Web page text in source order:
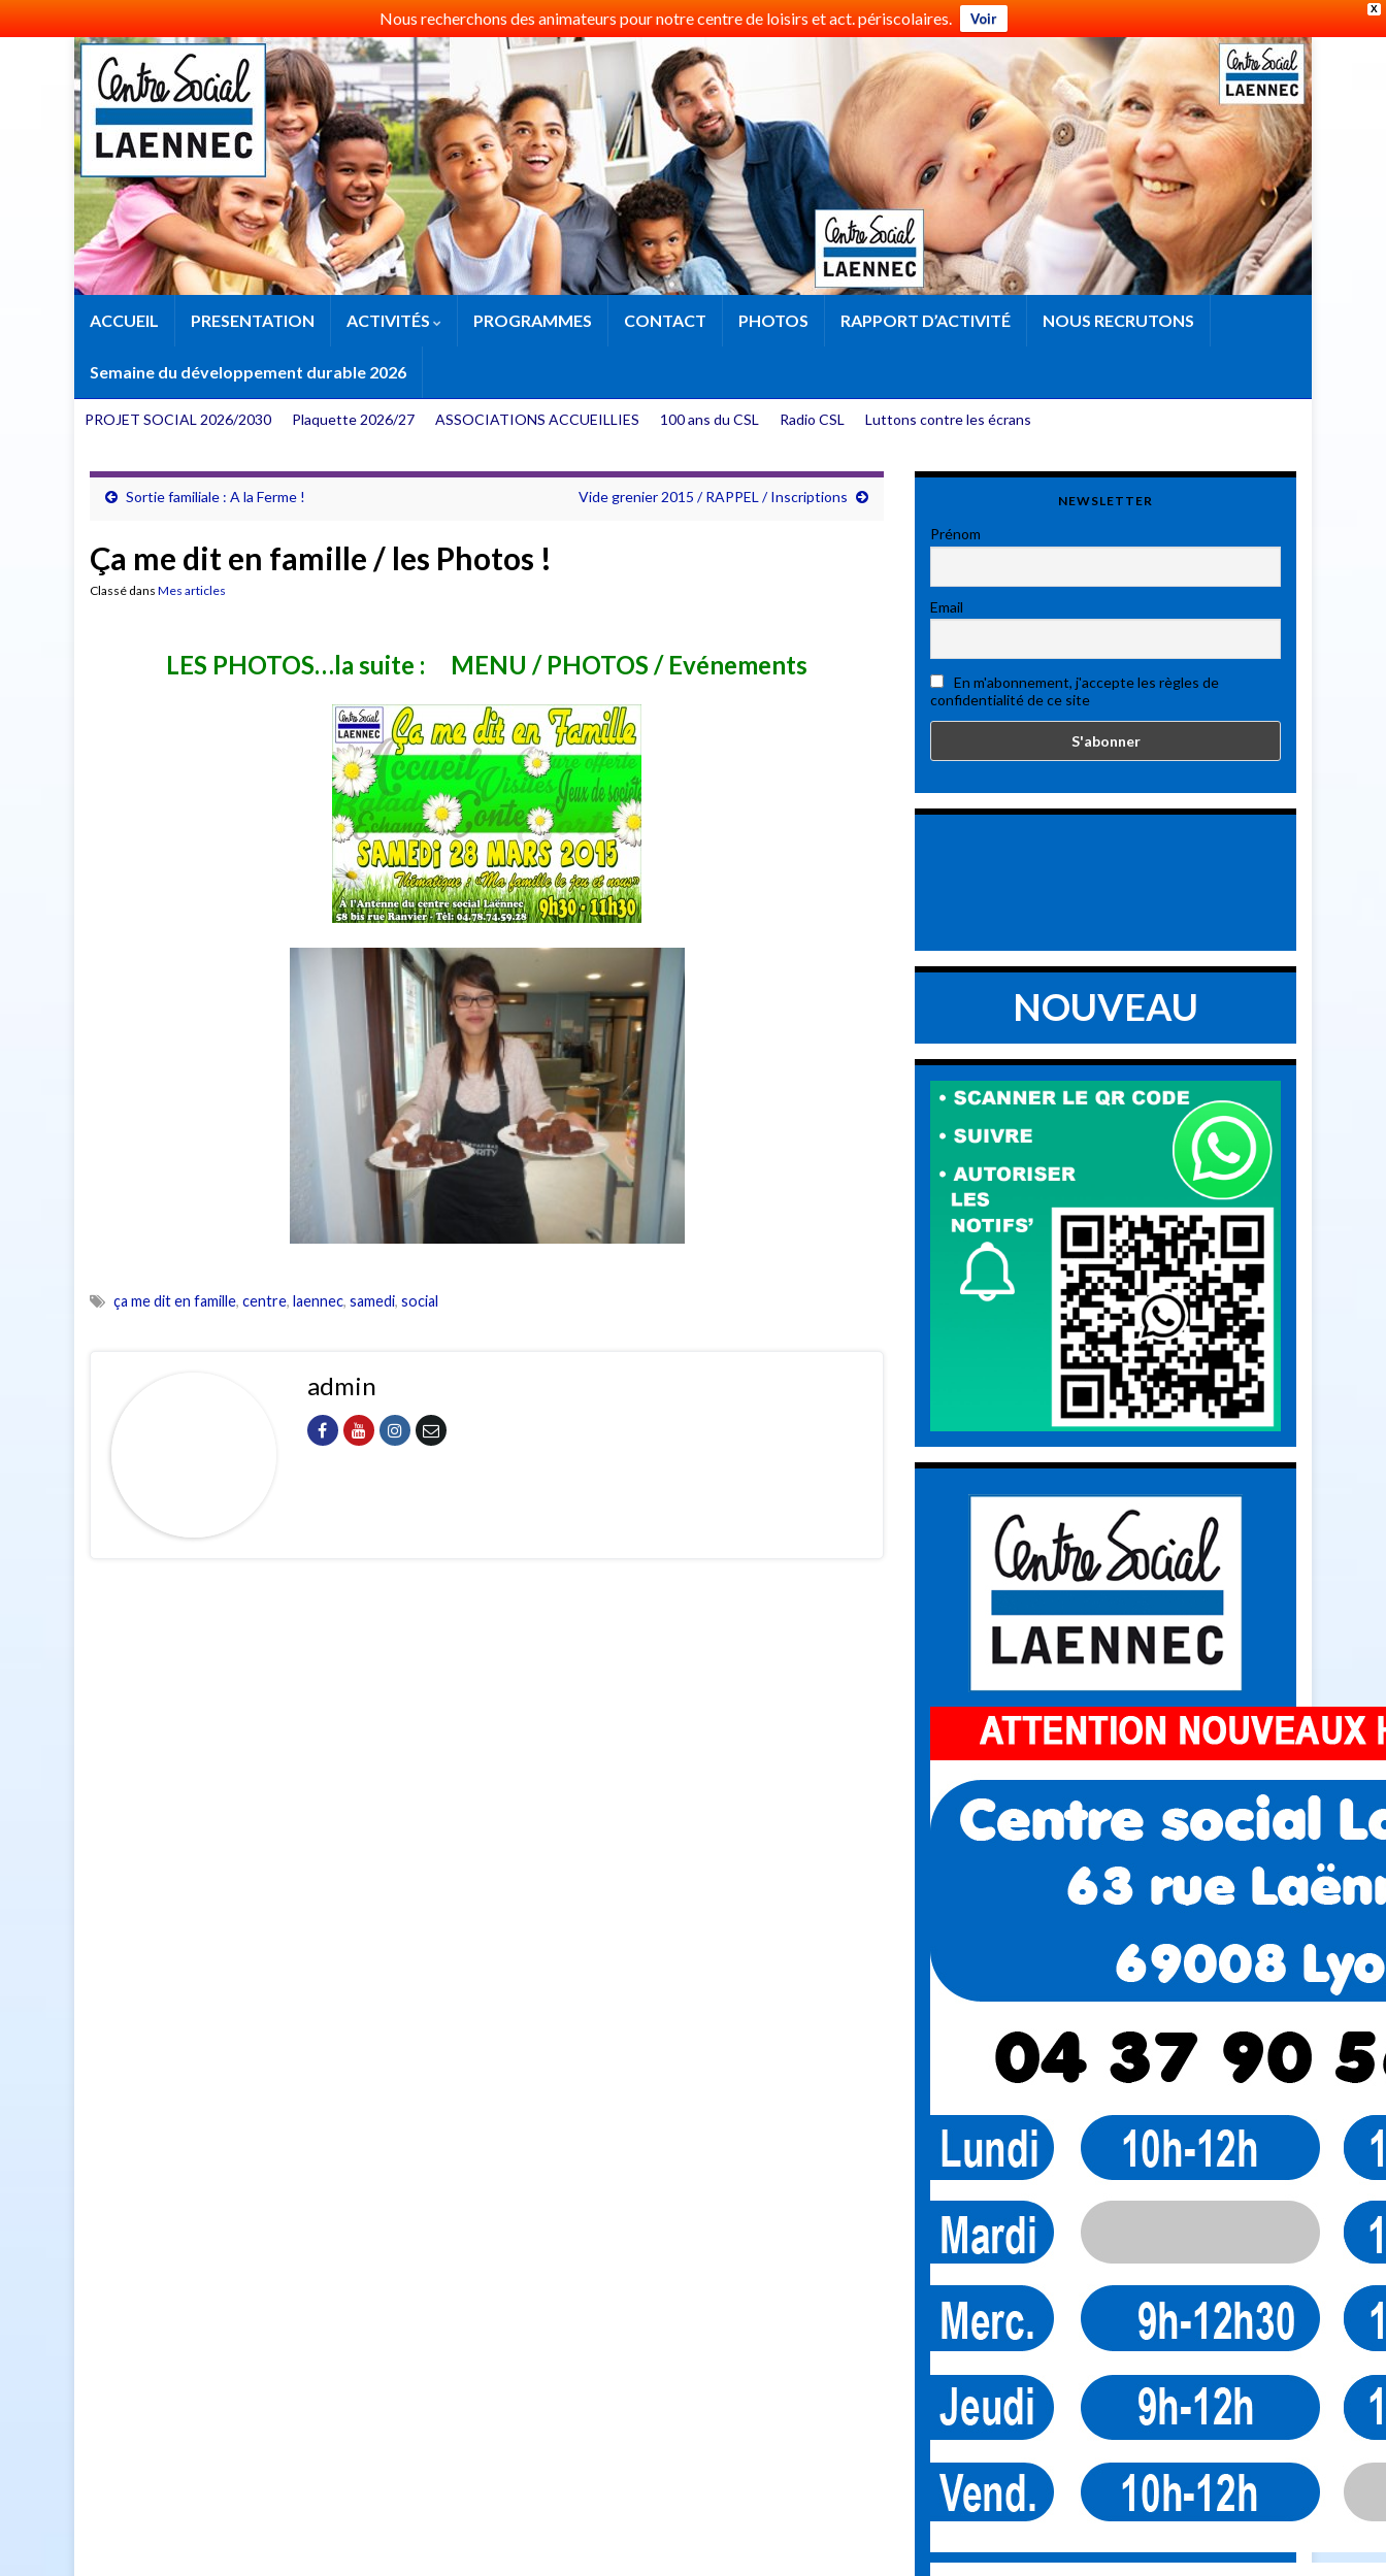
X
Nous recherchons des animateurs pour notre centre de loisirs et act. périscolaires. Voir
ACCUEIL PRESENTATION ACTIVITÉS PROGRAMMES CONTACT PHOTOS RAPPORT D’ACTIVITÉ NOUS RECRUTONS
Semaine du développement durable 2026
PROJET SOCIAL 2026/2030 Plaquette 2026/27 ASSOCIATIONS ACCUEILLIES 100 ans du CSL Radio CSL Luttons contre les écrans
Sortie familiale : A la Ferme ! Vide grenier 2015 / RAPPEL / Inscriptions
Ça me dit en famille / les Photos !
Classé dans Mes articles
LES PHOTOS…la suite : MENU / PHOTOS / Evénements
ça me dit en famille, centre, laennec, samedi, social
admin
NEWSLETTER
Prénom
Email
En m'abonnement, j'accepte les règles de
confidentialité de ce site
NOUVEAU